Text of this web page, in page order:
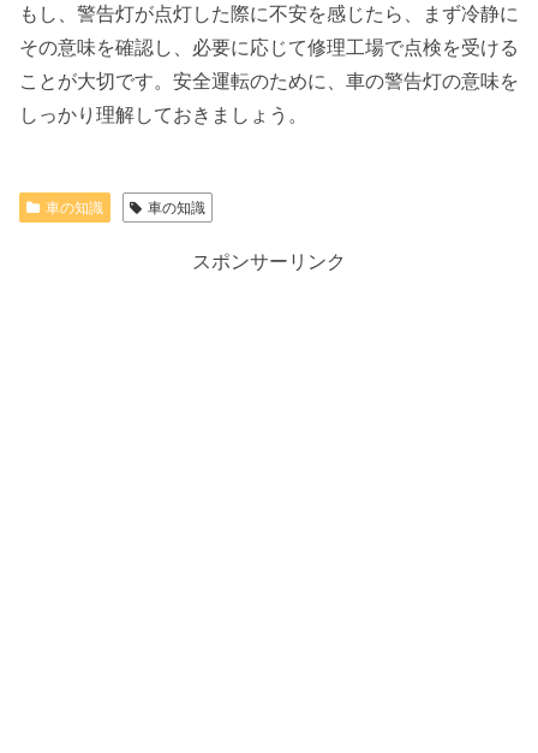
もし、警告灯が点灯した際に不安を感じたら、まず冷静に
その意味を確認し、必要に応じて修理工場で点検を受ける
ことが大切です。安全運転のために、車の警告灯の意味を
しっかり理解しておきましょう。
車の知識 車の知識
スポンサーリンク